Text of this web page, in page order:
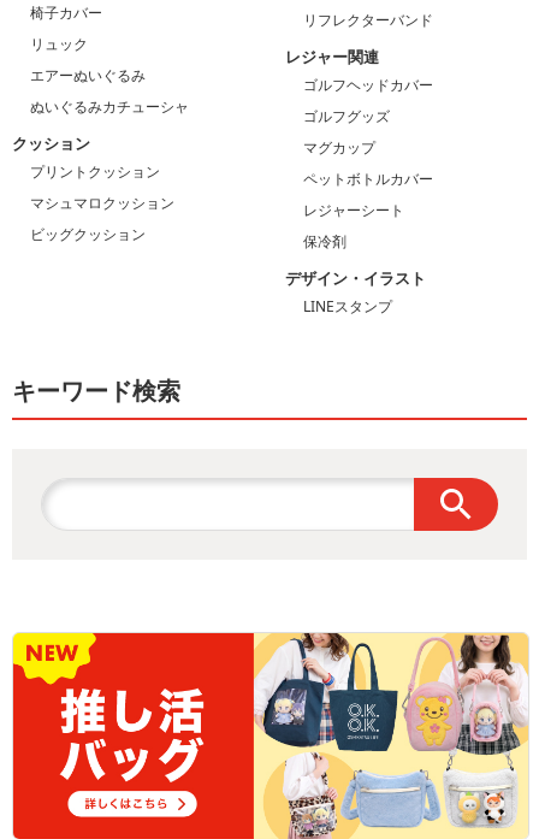
椅子カバー
リュック
エアーぬいぐるみ
ぬいぐるみカチューシャ
クッション
プリントクッション
マシュマロクッション
ビッグクッション
リフレクターバンド
レジャー関連
ゴルフヘッドカバー
ゴルフグッズ
マグカップ
ペットボトルカバー
レジャーシート
保冷剤
デザイン・イラスト
LINEスタンプ
キーワード検索